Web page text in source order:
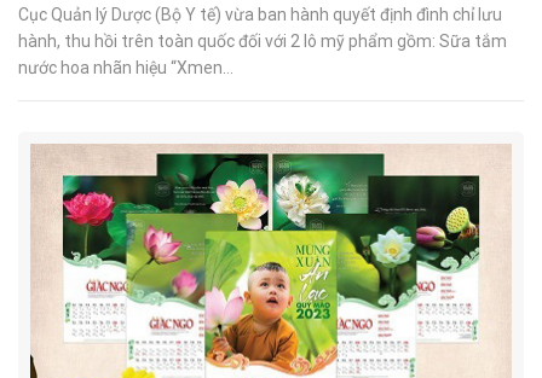
Cục Quản lý Dược (Bộ Y tế) vừa ban hành quyết định đình chỉ lưu
hành, thu hồi trên toàn quốc đối với 2 lô mỹ phẩm gồm: Sữa tắm
nước hoa nhãn hiệu “Xmen...